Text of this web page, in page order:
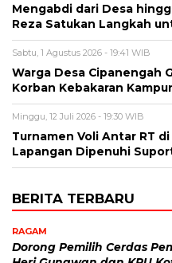
Mengabdi dari Desa
Reza Satukan Langkah
Sabtu, 1 Agustus 2026 - 19:41 WIB
Warga Desa Cipanengah
Korban Kebakaran
Minggu, 12 Juli 2026 - 19:30 WIB
Turnamen Voli Antar RT
Lapangan Dipenuhi
BERITA TERBARU
RAGAM
Dorong Pemilih Cerdas